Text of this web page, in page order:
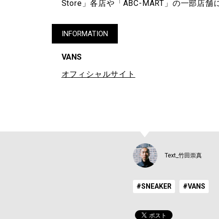
Store」各店や「ABC-MART」の一部店舗
INFORMATION
VANS
オフィシャルサイト
Text_竹田崇真
#SNEAKER #VANS